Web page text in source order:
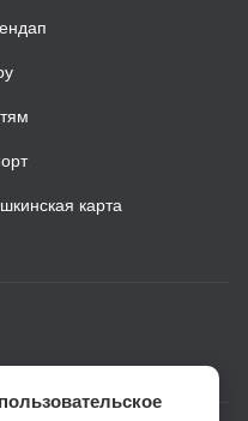
карта